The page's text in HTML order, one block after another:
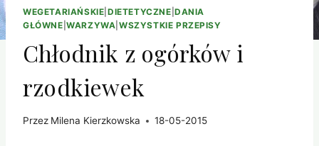
WEGETARIAŃSKIE DIETETYCZNE |DANIA
GŁÓWNE |WARZYWA WSZYSTKIE PRZEPISY
Chłodnik z ogórków i
rzodkiewek
Przez Milena Kierzkowska 18-05-2015